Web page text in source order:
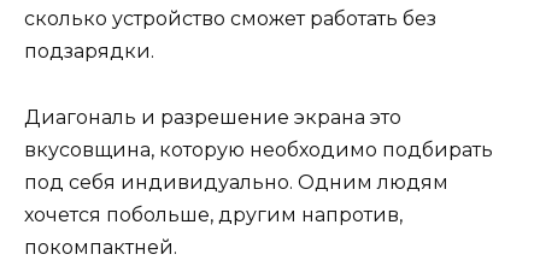
сколько устройство сможет работать без
подзарядки.
Диагональ и разрешение экрана это
вкусовщина, которую необходимо подбирать
под себя индивидуально. Одним людям
хочется побольше, другим напротив,
покомпактней.